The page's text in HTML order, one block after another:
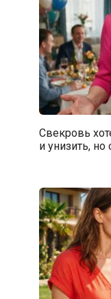
Свекровь
и унизить, но